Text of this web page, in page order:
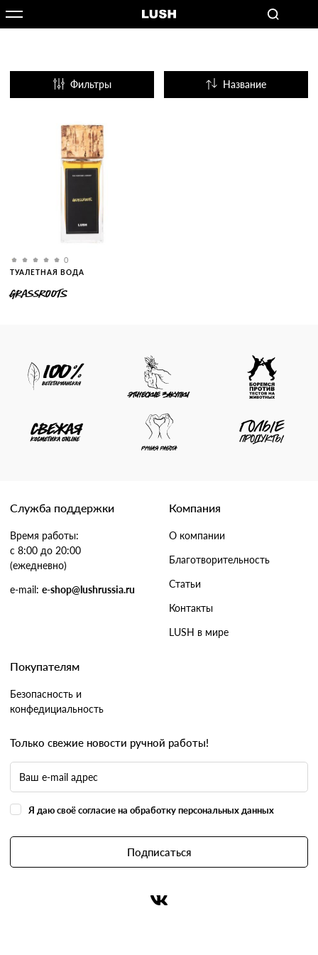
Фильтры Название
0
ТУАЛЕТНАЯ ВОДА
GRASSROOTS
Служба поддержки
Время работы:
с 8:00 до 20:00
(ежедневно)
e-mail: e-shop@lushrussia.ru
Компания
О компании
Благотворительность
Статьи
Контакты
LUSH в мире
Покупателям
Безопасность и
конфедициальность
Только свежие новости ручной работы!
Я даю своё согласие на обработку персональных данных
Подписаться